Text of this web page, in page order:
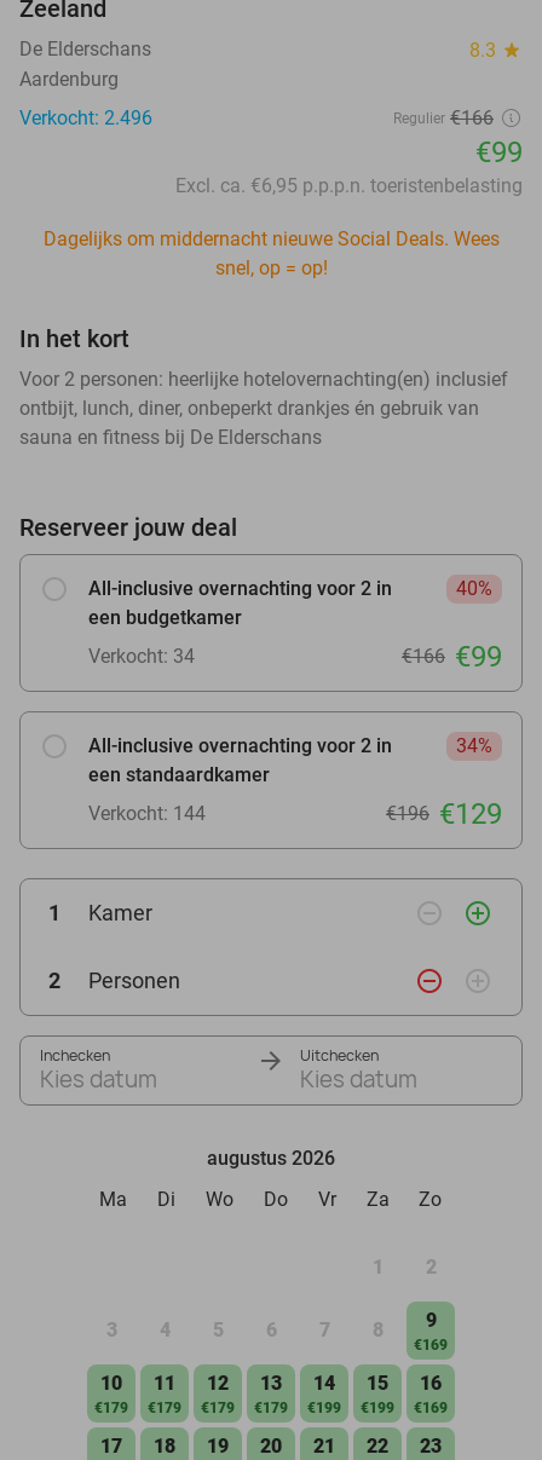
Zeeland
De Elderschans 8.3 star
Aardenburg
Verkocht: 2.496
Regulier €166
€99
Excl. ca. €6,95 p.p.p.n. toeristenbelasting
Dagelijks om middernacht nieuwe Social Deals. Wees
snel, op = op!
In het kort
Voor 2 personen: heerlijke hotelovernachting(en) inclusief
ontbijt, lunch, diner, onbeperkt drankjes én gebruik van
sauna en fitness bij De Elderschans
Reserveer jouw deal
All-inclusive overnachting voor 2 in
een budgetkamer
40%
Verkocht: 34 €166 €99
All-inclusive overnachting voor 2 in
een standaardkamer
34%
Verkocht: 144 €196 €129
1 Kamer remove_circle_outline add_circle_outline
2 Personen remove_circle_outline add_circle_outline
Inchecken
Kies datum
Uitchecken
Kies datum
augustus 2026
Ma
Di Wo Do Vr Za Zo
1 2
3 4 5 6 7 8 9
€169
10
€179
11
€179
12
€179
13
€179
14
€199
15
€199
16
€169
17 18 19 20 21 22 23